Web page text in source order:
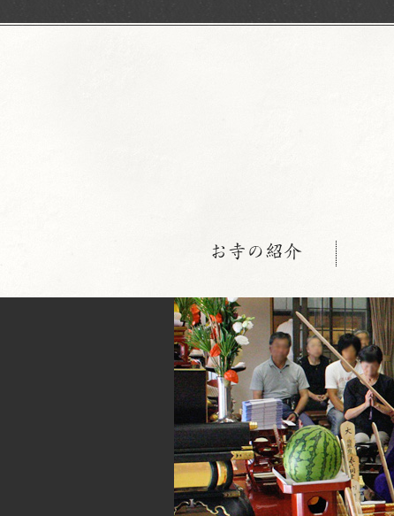
お寺の紹介